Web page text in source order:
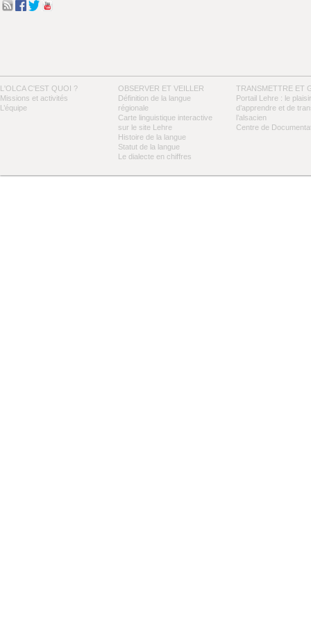
L'OLCA C'EST QUOI ?
Missions et activités
L’équipe
OBSERVER ET VEILLER
Définition de la langue
régionale
Carte linguistique interactive
sur le site Lehre
Histoire de la langue
Statut de la langue
Le dialecte en chiffres
TRANSMETTRE ET
Portail Lehre : le plaisir
d’apprendre et de
l’alsacien
Centre de